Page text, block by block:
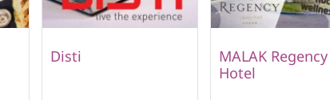
Disti
MALAK Regency
Hotel